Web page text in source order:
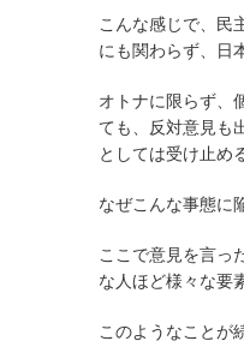
こんな感じで、民
にも関わらず、日
オトナに限らず、
ても、反対意見も
としては受け止め
なぜこんな事態に
ここで意見を言っ
な人ほど様々な要
このようなことが